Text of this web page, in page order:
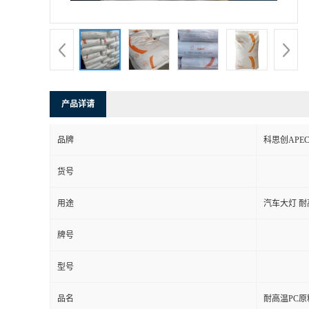
产品详请
品牌 科思创APEC
货号
用途 汽车大灯
牌号
型号
品名 耐高温PC原